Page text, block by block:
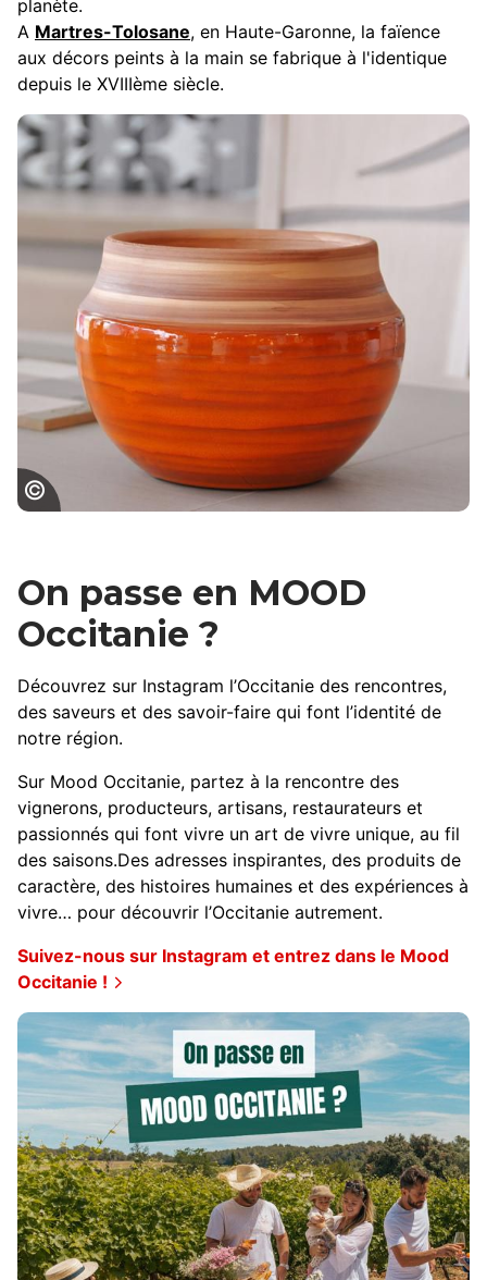
planète.
A Martres-Tolosane, en Haute-Garonne, la faïence
aux décors peints à la main se fabrique à l'identique
depuis le XVIIIème siècle.
On passe en MOOD
Occitanie ?
Découvrez sur Instagram l’Occitanie des rencontres,
des saveurs et des savoir-faire qui font l’identité de
notre région.
Sur Mood Occitanie, partez à la rencontre des
vignerons, producteurs, artisans, restaurateurs et
passionnés qui font vivre un art de vivre unique, au fil
des saisons.Des adresses inspirantes, des produits de
caractère, des histoires humaines et des expériences à
vivre… pour découvrir l’Occitanie autrement.
Suivez-nous sur Instagram et entrez dans le Mood
Occitanie !